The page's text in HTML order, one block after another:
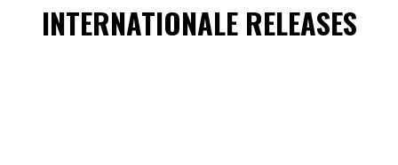
INTERNATIONALE RELEASES